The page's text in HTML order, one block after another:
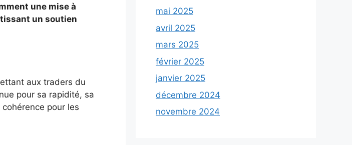
une mise à
un soutien
aux traders du
pour sa rapidité, sa
pour les
mai 2025
avril 2025
mars 2025
février 2025
janvier 2025
décembre 2024
novembre 2024